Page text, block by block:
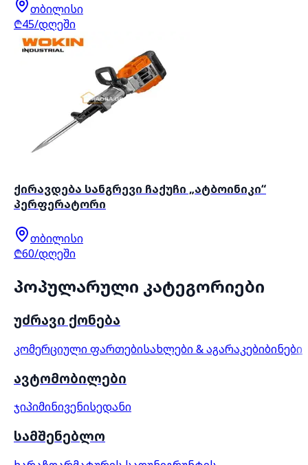
თბილისი
₾45/დღეში
ქირავდება სანგრევი ჩაქუჩი „ატბოინიკი“
პერფერატორი
თბილისი
₾60/დღეში
პოპულარული კატეგორიები
უძრავი ქონება
კომერციული ფართებისახლები & აგარაკებიბინები
ავტომობილები
ჯიპიმინივენისედანი
სამშენებლო